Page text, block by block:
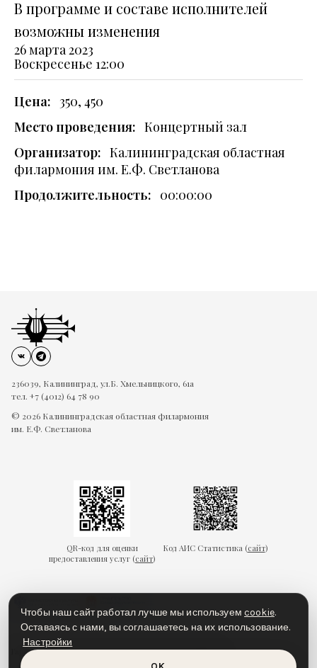
В программе и составе исполнителей
возможны изменения
26 марта 2023
Воскресенье 12:00
Цена: 350, 450
Место проведения: Концертный зал
Организатор: Калининградская областная
филармония им. Е.Ф. Светланова
Продолжительность: 00:00:00
236039, Калининград, ул.Б. Хмельницкого, 61а
тел. +7 (4012) 64 78 90
© 2026 Калининградская областная филармония
им. Е.Ф. Светланова
QR-код для оценки
предоставления услуг (сайт)
Код АИС Статистика (сайт)
Гарантии безопасности Пользовательское соглашение
Чтобы наш сайт работал лучше мы используемcookie.
Оставаясь с нами, вы соглашаетесь на их использование.
Настройки